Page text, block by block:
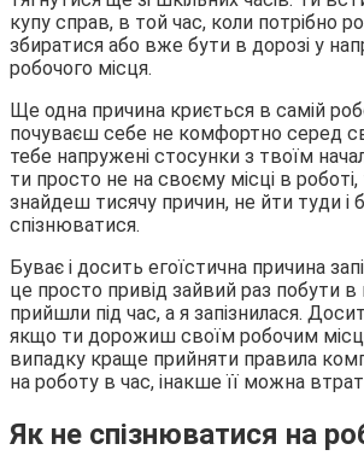
купу справ, в той час, коли потрібно
збиратися або вже бути в дорозі у
робочого місця.
Ще одна причина криється в самій
почуваєш себе не комфортно серед
тебе напружені стосунки з твоїм
ти просто не на своєму місці в
знайдеш тисячу причин, не йти туди і
спізнюватися.
Буває і досить егоїстична причина
це просто привід зайвий раз побути в
прийшли під час, а я запізнилася.
якщо ти дорожиш своїм робочим
випадку краще прийняти правила
на роботу в час, інакше її можна
Як не спізнюватися на